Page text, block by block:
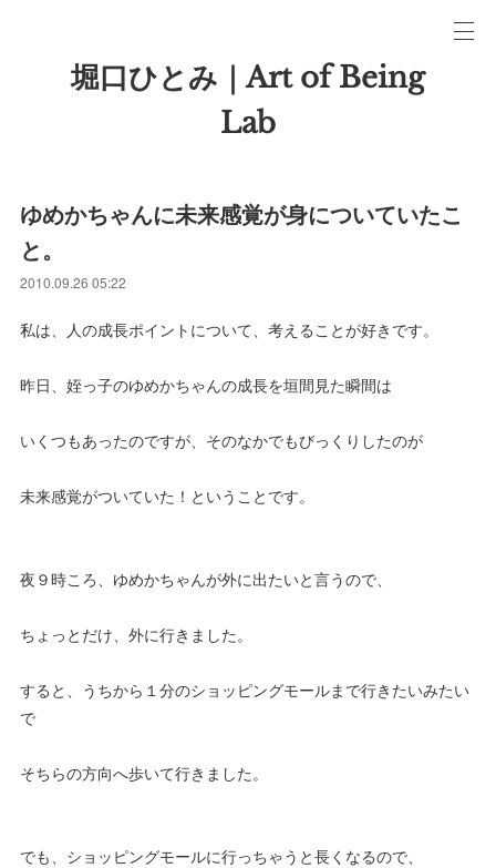
堀口ひとみ｜Art of Being
Lab
ゆめかちゃんに未来感覚が身についていたこ
と。
2010.09.26 05:22
私は、人の成長ポイントについて、考えることが好きです。
昨日、姪っ子のゆめかちゃんの成長を垣間見た瞬間は
いくつもあったのですが、そのなかでもびっくりしたのが
未来感覚がついていた！ということです。
夜９時ころ、ゆめかちゃんが外に出たいと言うので、
ちょっとだけ、外に行きました。
すると、うちから１分のショッピングモールまで行きたいみたい
で
そちらの方向へ歩いて行きました。
でも、ショッピングモールに行っちゃうと長くなるので、